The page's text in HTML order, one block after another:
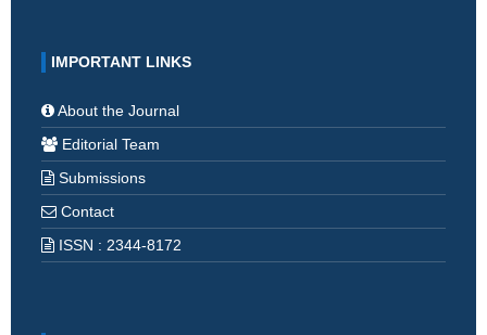
IMPORTANT LINKS
About the Journal
Editorial Team
Submissions
Contact
ISSN : 2344-8172